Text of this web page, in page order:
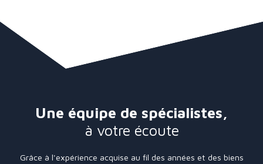
Une équipe de spécialistes,
à votre écoute
Grâce à l'expérience acquise au fil des années et des biens